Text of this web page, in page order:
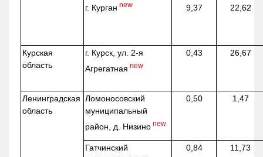
г. Курган new 9,37 22,62
Курская
область
г. Курск, ул. 2-я
Агрегатная new
0,43 26,67
Ленинградская
область
Ломоносовский
муниципальный
район, д. Низино new
0,50 1,47
Гатчинский
0,84 11,73